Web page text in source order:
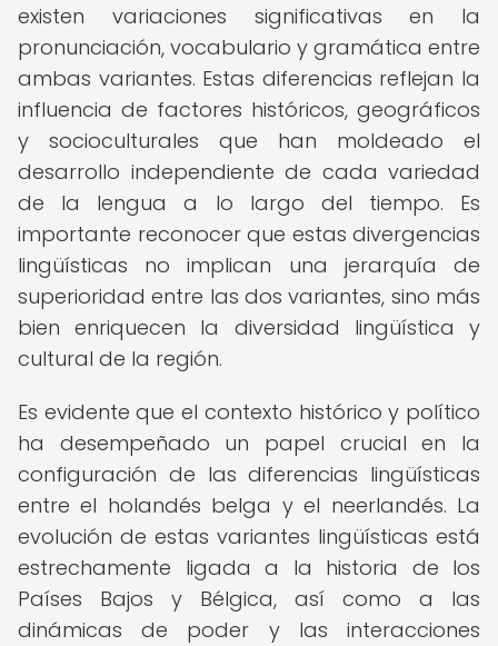
existen variaciones significativas en la
pronunciación, vocabulario y gramática entre
ambas variantes. Estas diferencias reflejan la
influencia de factores históricos, geográficos
y socioculturales que han moldeado el
desarrollo independiente de cada variedad
de la lengua a lo largo del tiempo. Es
importante reconocer que estas divergencias
lingüísticas no implican una jerarquía de
superioridad entre las dos variantes, sino más
bien enriquecen la diversidad lingüística y
cultural de la región.
Es evidente que el contexto histórico y político
ha desempeñado un papel crucial en la
configuración de las diferencias lingüísticas
entre el holandés belga y el neerlandés. La
evolución de estas variantes lingüísticas está
estrechamente ligada a la historia de los
Países Bajos y Bélgica, así como a las
dinámicas de poder y las interacciones